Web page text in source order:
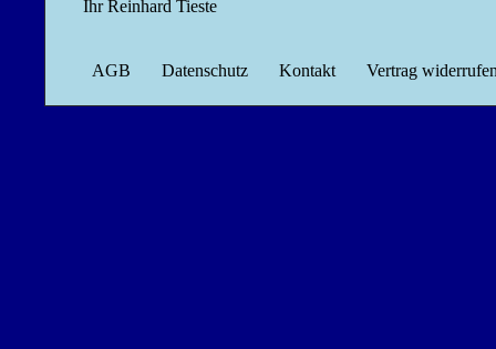
Ihr Reinhard Tieste
AGB Datenschutz Kontakt Vertrag